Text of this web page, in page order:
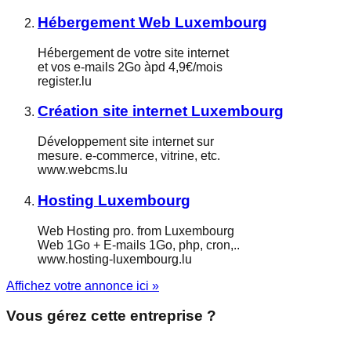
Hébergement Web Luxembourg
Hébergement de votre site internet
et vos e-mails 2Go àpd 4,9€/mois
register.lu
Création site internet Luxembourg
Développement site internet sur
mesure. e-commerce, vitrine, etc.
www.webcms.lu
Hosting Luxembourg
Web Hosting pro. from Luxembourg
Web 1Go + E-mails 1Go, php, cron,..
www.hosting-luxembourg.lu
Affichez votre annonce ici »
Vous gérez cette entreprise ?